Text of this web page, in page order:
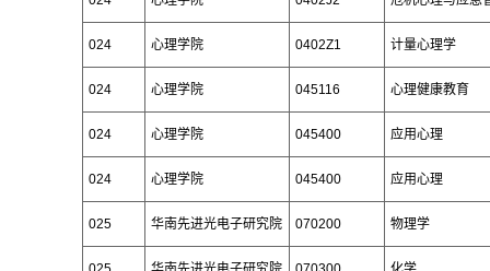
024 心理学院 0402Z1 计量心理学
024 心理学院 045116 心理健康教育
024 心理学院 045400 应用心理
024 心理学院 045400 应用心理
025 华南先进光电子研究院 070200 物理学